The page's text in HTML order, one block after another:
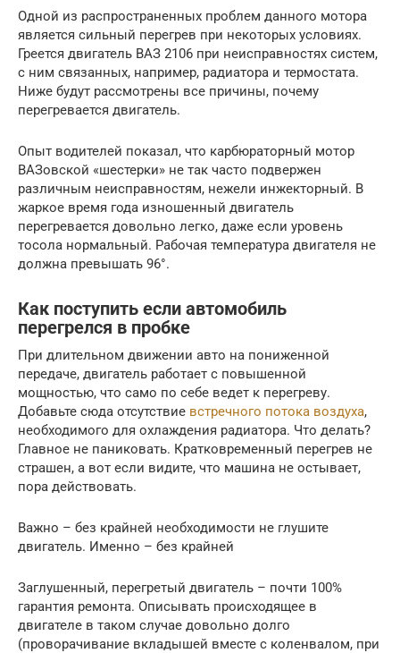
Одной из распространенных проблем данного мотора
является сильный перегрев при некоторых условиях.
Греется двигатель ВАЗ 2106 при неисправностях систем,
с ним связанных, например, радиатора и термостата.
Ниже будут рассмотрены все причины, почему
перегревается двигатель.
Опыт водителей показал, что карбюраторный мотор
ВАЗовской «шестерки» не так часто подвержен
различным неисправностям, нежели инжекторный. В
жаркое время года изношенный двигатель
перегревается довольно легко, даже если уровень
тосола нормальный. Рабочая температура двигателя не
должна превышать 96°.
Как поступить если автомобиль
перегрелся в пробке
При длительном движении авто на пониженной
передаче, двигатель работает с повышенной
мощностью, что само по себе ведет к перегреву.
Добавьте сюда отсутствие встречного потока воздуха,
необходимого для охлаждения радиатора. Что делать?
Главное не паниковать. Кратковременный перегрев не
страшен, а вот если видите, что машина не остывает,
пора действовать.
Важно – без крайней необходимости не глушите
двигатель. Именно – без крайней
Заглушенный, перегретый двигатель – почти 100%
гарантия ремонта. Описывать происходящее в
двигателе в таком случае довольно долго
(проворачивание вкладышей вместе с коленвалом, при